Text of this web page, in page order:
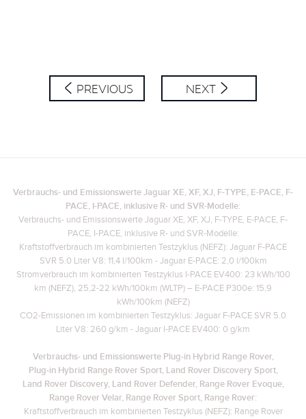
PREVIOUS NEXT
Verbrauchs- und Emissionswerte Jaguar XE, XF, XJ, F-TYPE, E-PACE, F-
PACE, I-PACE, inklusive R- und SVR-Modelle:
Verbrauchs- und Emissionswerte Jaguar XE, XF, XJ, F-TYPE, E-PACE, F-
PACE, I-PACE, inklusive R- und SVR-Modelle:
Kraftstoffverbrauch im kombinierten Testzyklus (NEFZ): Jaguar F-PACE
SVR 5.0 Liter V8: 11,4 l/100km - Jaguar E-PACE: 2,0 l/100km
Stromverbrauch im kombinierten Testzyklus I-PACE EV400: 23 kWh/100
km (NEFZ), 25,2-22 kWh/100km (WLTP) – E-PACE P300e: 15,9
kWh/100km (NEFZ)
CO2-Emissionen im kombinierten Testzyklus: Jaguar F-PACE SVR 5.0
Liter V8: 260 g/km - Jaguar I-PACE EV400: 0 g/km
Verbrauchs- und Emissionswerte Plug‑in Hybrid Range Rover,
Plug‑in Hybrid Range Rover Sport, Land Rover Discovery Sport,
Land Rover Discovery, Land Rover Defender, Range Rover Evoque,
Range Rover Velar, Range Rover Sport, Range Rover:
Kraftstoffverbrauch im kombinierten Testzyklus (NEFZ): Range Rover